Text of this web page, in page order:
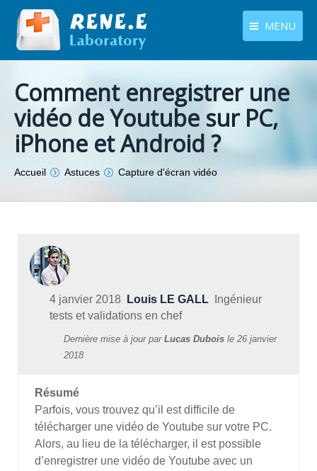
MENU
Centre de téléchargement
Boutique
Langues
Comment enregistrer une
vidéo de Youtube sur PC,
iPhone et Android ?
Vous êtes ici :
Accueil Astuces Capture d'écran vidéo
4 janvier 2018 Louis LE GALL Ingénieur
tests et validations en chef
Dernière mise à jour par Lucas Dubois le 26 janvier
2018
Résumé
Parfois, vous trouvez qu’il est difficile de
télécharger une vidéo de Youtube sur votre PC.
Alors, au lieu de la télécharger, il est possible
d’enregistrer une vidéo de Youtube avec un